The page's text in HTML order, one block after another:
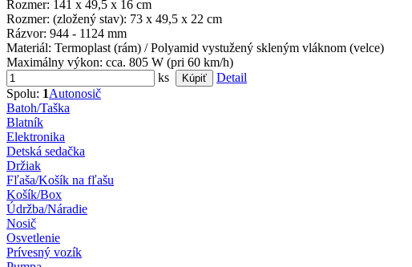
Rozmer: 141 x 49,5 x 16 cm
Rozmer: (zložený stav): 73 x 49,5 x 22 cm
Rázvor: 944 - 1124 mm
Materiál: Termoplast (rám) / Polyamid vystužený skleným vláknom (velce)
Maximálny výkon: cca. 805 W (pri 60 km/h)
ks
Detail
Spolu: 1Autonosič
Batoh/Taška
Blatník
Elektronika
Detská sedačka
Držiak
Fľaša/Košík na fľašu
Košík/Box
Údržba/Náradie
Nosič
Osvetlenie
Prívesný vozík